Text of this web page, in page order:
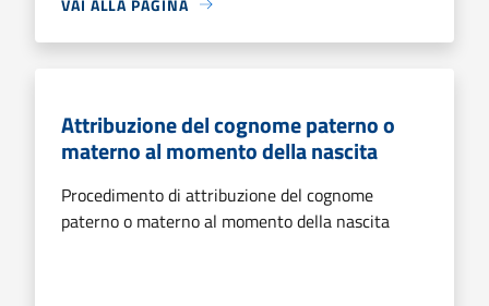
Attribuzione del cognome paterno o
materno al momento della nascita
Procedimento di attribuzione del cognome
paterno o materno al momento della nascita